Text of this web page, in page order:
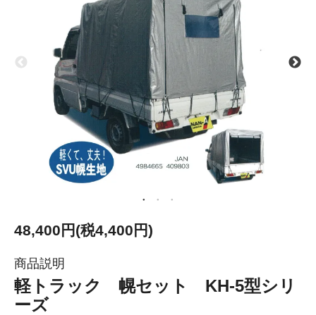
48,400円(税4,400円)
商品説明
軽トラック 幌セット KH-5型シリ
ーズ